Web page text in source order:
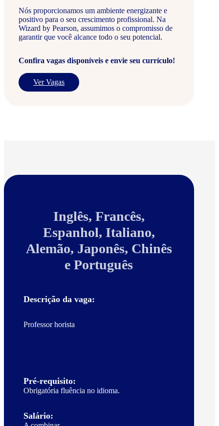
Nós proporcionamos um ambiente energizante e
positivo para o seu crescimento profissional. Na
Wizard by Pearson, assumimos o compromisso de
garantir que você alcance todo o seu potencial.
Confira vagas disponíveis e envie seu currículo!
Ver Vagas
Inglês, Francês,
Espanhol, Italiano,
Alemão, Japonês, Chinês
e Português
Descrição da vaga:
Professor horista
Pré-requisito:
Obrigatória fluência no idioma.
Salário: